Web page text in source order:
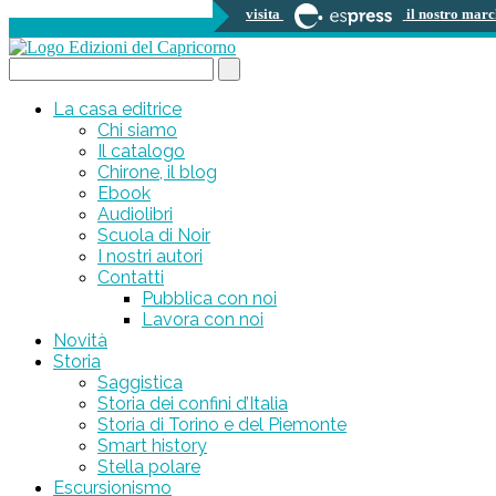
visita il nostro
La casa editrice
Chi siamo
Il catalogo
Chirone, il blog
Ebook
Audiolibri
Scuola di Noir
I nostri autori
Contatti
Pubblica con noi
Lavora con noi
Novità
Storia
Saggistica
Storia dei confini d’Italia
Storia di Torino e del Piemonte
Smart history
Stella polare
Escursionismo